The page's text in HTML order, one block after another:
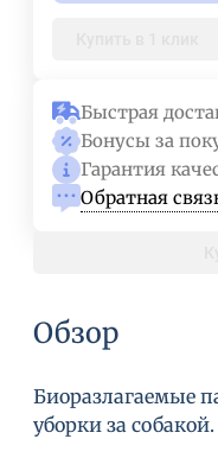
Быстрая
Бонусы за
Гарантия
Обратная
Обзор
Биоразлагаемые
уборки за собакой.